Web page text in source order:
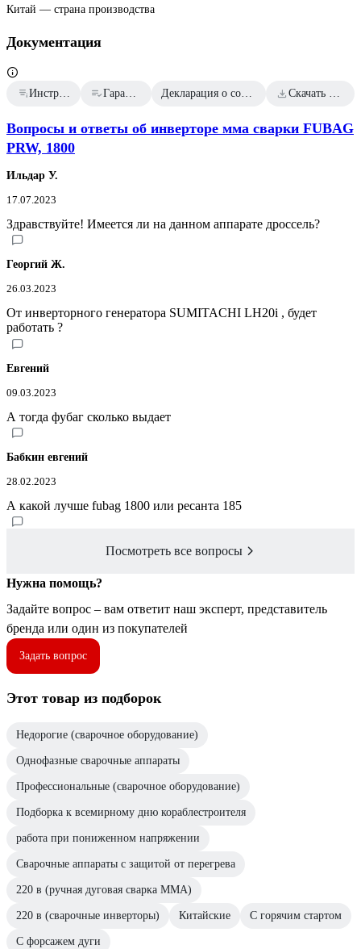
Китай — страна производства
Документация
Инструкция к товару Гарантийный талон Декларация о соответствии от 2023.11.29 Скачать всю документацию
Вопросы и ответы об инверторе мма сварки FUBAG
PRW, 1800
Ильдар У.
17.07.2023
Здравствуйте! Имеется ли на данном аппарате дроссель?
Георгий Ж.
26.03.2023
От инверторного генератора SUMITACHI LH20i , будет
работать ?
Евгений
09.03.2023
А тогда фубаг сколько выдает
Бабкин евгений
28.02.2023
А какой лучше fubag 1800 или ресанта 185
Посмотреть все вопросы
Нужна помощь?
Задайте вопрос – вам ответит наш эксперт, представитель
бренда или один из покупателей
Задать вопрос
Этот товар из подборок
Недорогие (сварочное оборудование)
Однофазные сварочные аппараты
Профессиональные (сварочное оборудование)
Подборка к всемирному дню кораблестроителя
работа при пониженном напряжении
Сварочные аппараты с защитой от перегрева
220 в (ручная дуговая сварка MMA)
220 в (сварочные инверторы) Китайские С горячим стартом
С форсажем дуги